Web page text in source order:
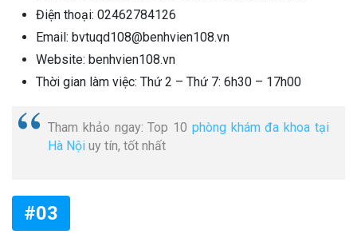
Điện thoại: 02462784126
Email: bvtuqd108@benhvien108.vn
Website: benhvien108.vn
Thời gian làm việc: Thứ 2 – Thứ 7: 6h30 – 17h00
Tham khảo ngay: Top 10 phòng khám đa khoa tại
Hà Nội uy tín, tốt nhất
#03